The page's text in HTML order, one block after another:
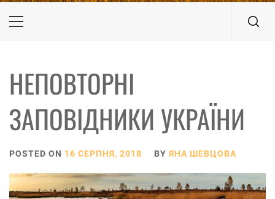
Primary
НЕПОВТОРНІ
ЗАПОВІДНИКИ УКРАЇНИ
POSTED ON 16 СЕРПНЯ, 2018 BY ЯНА ШЕВЦОВА